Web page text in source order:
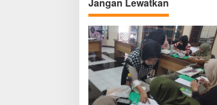
a
v
i
g
a
Jangan Lewatkan